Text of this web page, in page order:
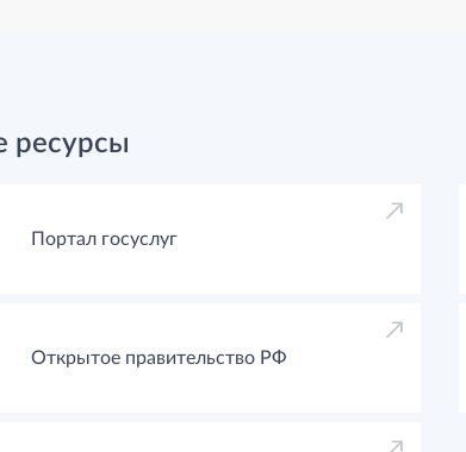
ресурсы
Портал госуслуг
Открытое правительство РФ